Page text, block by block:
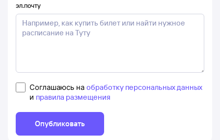
эл.почту
Соглашаюсь на обработку персональных данных
и правила размещения
Опубликовать